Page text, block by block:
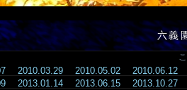
六義
2010.03.29 2010.05.02
2010.06.12
2013.01.14 2013.06.15
2013.10.27